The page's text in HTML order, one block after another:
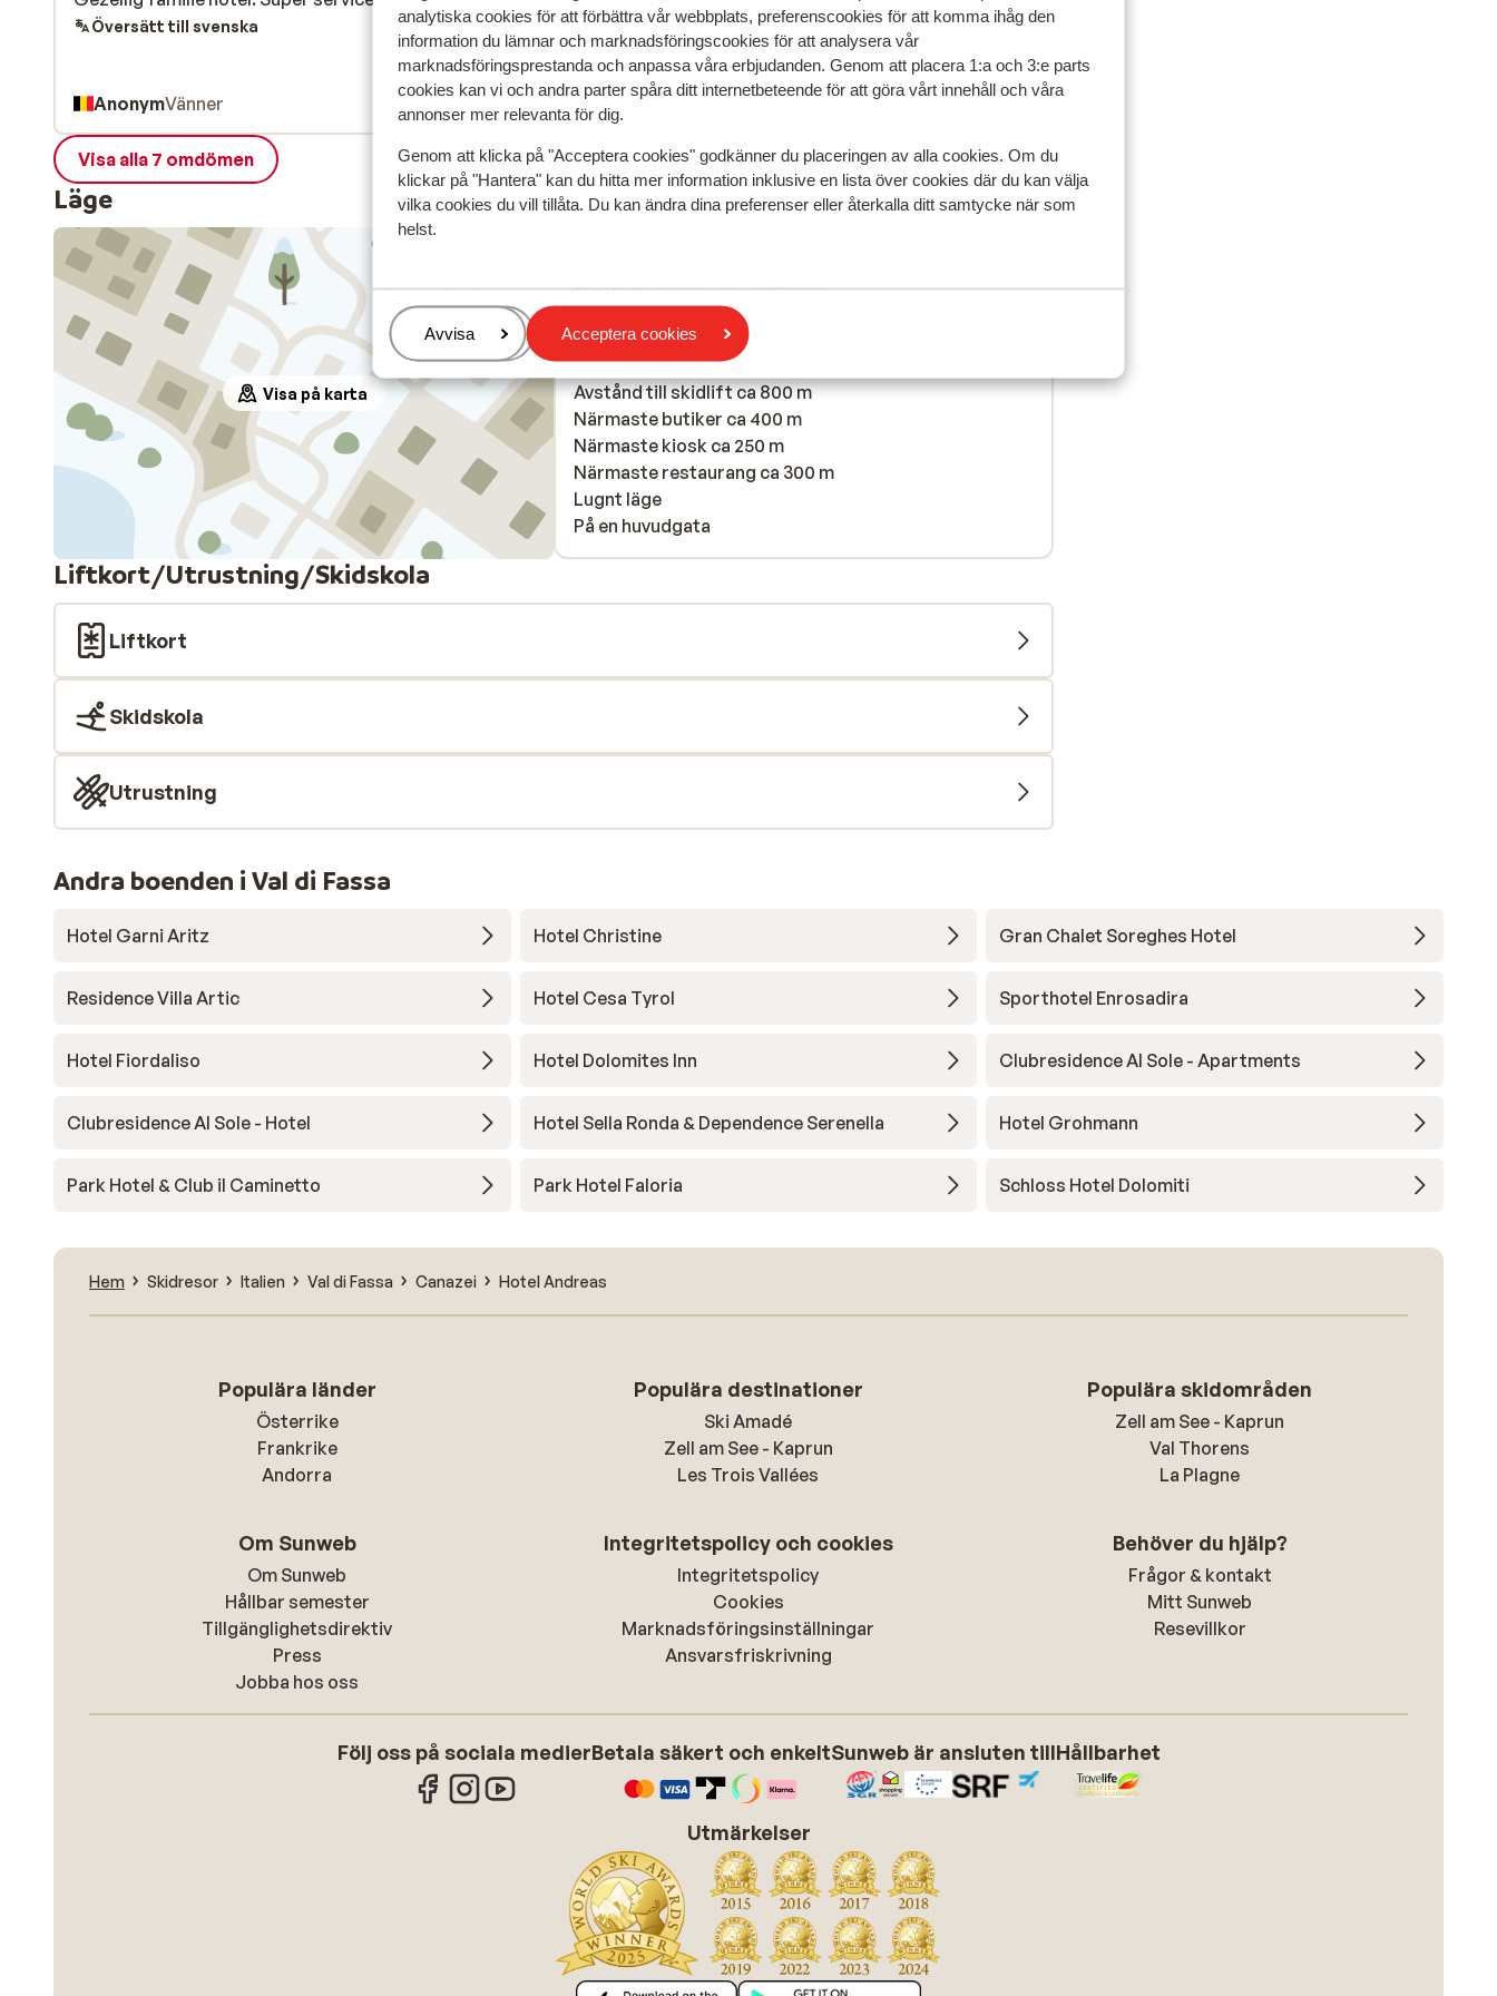
analytiska cookies för att förbättra vår webbplats, preferenscookies för att komma ihåg den
information du lämnar och marknadsföringscookies för att analysera vår
marknadsföringsprestanda och anpassa våra erbjudanden. Genom att placera 1:a och 3:e parts
cookies kan vi och andra parter spåra ditt internetbeteende för att göra vårt innehåll och våra
annonser mer relevanta för dig.
Genom att klicka på "Acceptera cookies" godkänner du placeringen av alla cookies. Om du
klickar på "Hantera" kan du hitta mer information inklusive en lista över cookies där du kan välja
vilka cookies du vill tillåta. Du kan ändra dina preferenser eller återkalla ditt samtycke när som
helst.
Hantera
Avvisa Acceptera cookies
Översätt till svenska
AnonymVänner
kamers zijn mooi ingericht en het is heel schoon. Je
kunt gebruik maken van saunafaciliteiten na het skiën.
kamers zijn mooi ingericht en het is heel schoon. Je
kunt gebruik maken van saunafaciliteiten na het skiën.
Översätt till svenska
Karin Ensam förälder
Visa alla 7 omdömen
Läge
Visa på karta
Avstånd till centrum: ca 400 m
Avstånd till flygplats ca 200 km: Verona ca 200 km
Avstånd till pist ca 850 m
Avstånd till skidbuss ca 25 m
Avstånd till skidlift ca 800 m
Närmaste butiker ca 400 m
Närmaste kiosk ca 250 m
Närmaste restaurang ca 300 m
Lugnt läge
På en huvudgata
Liftkort/Utrustning/Skidskola
Liftkort
Skidskola
Utrustning
Andra boenden i Val di Fassa
Hotel Garni Aritz Hotel Christine Gran Chalet Soreghes Hotel
Residence Villa Artic Hotel Cesa Tyrol Sporthotel Enrosadira
Hotel Fiordaliso Hotel Dolomites Inn Clubresidence Al Sole - Apartments
Clubresidence Al Sole - Hotel Hotel Sella Ronda & Dependence Serenella Hotel Grohmann
Park Hotel & Club il Caminetto Park Hotel Faloria Schloss Hotel Dolomiti
Hem Skidresor Italien Val di Fassa Canazei Hotel Andreas
Populära länder
Österrike
Frankrike
Andorra
Populära destinationer
Ski Amadé
Zell am See - Kaprun
Les Trois Vallées
Populära skidområden
Zell am See - Kaprun
Val Thorens
La Plagne
Om Sunweb
Om Sunweb
Hållbar semester
Tillgänglighetsdirektiv
Press
Jobba hos oss
Integritetspolicy och cookies
Integritetspolicy
Cookies
Marknadsföringsinställningar
Ansvarsfriskrivning
Behöver du hjälp?
Frågor & kontakt
Mitt Sunweb
Resevillkor
Följ oss på sociala medierBetala säkert och enkeltSunweb är ansluten tillHållbarhet
Utmärkelser